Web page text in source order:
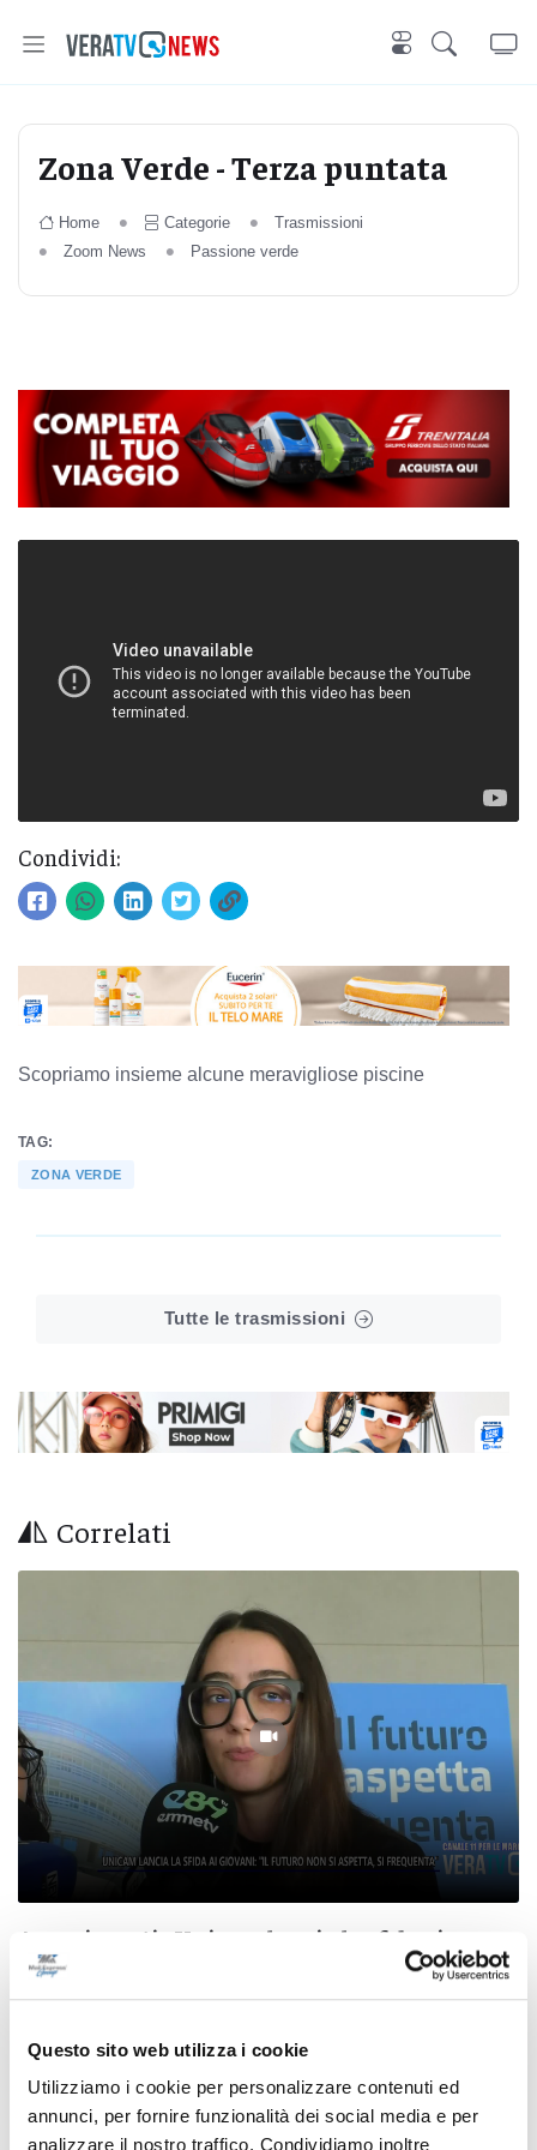
Questo sito web utilizza i cookie
Utilizziamo i cookie per personalizzare contenuti ed
annunci, per fornire funzionalità dei social media e per
analizzare il nostro traffico. Condividiamo inoltre
Zona Verde - Terza puntata
Home Categorie
Trasmissioni
Zoom News
Passione verde
Condividi:
Scopriamo insieme alcune meravigliose piscine
TAG:
ZONA VERDE
Tutte le trasmissioni
Correlati
Avvenimenti - Unicam lancia la sfida ai
giovani: "Il futuro non si aspetta, si frequenta"
09/07/2026